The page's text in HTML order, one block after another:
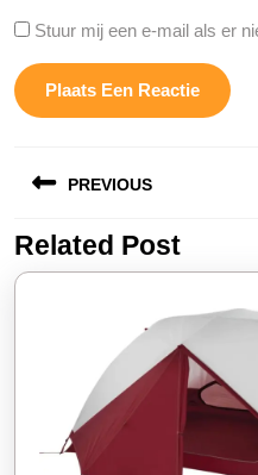
Stuur mij een e-mail als er
PREVIOUS
Vorige
bericht:
Related Post